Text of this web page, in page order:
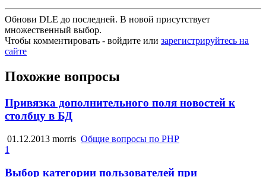
Обнови DLE до последней. В новой присутствует
множественный выбор.
Чтобы комментировать - войдите или зарегистрируйтесь на
сайте
Похожие вопросы
Привязка дополнительного поля новостей к
столбцу в БД
01.12.2013 morris Общие вопросы по PHP
1
Выбор категории пользователей при